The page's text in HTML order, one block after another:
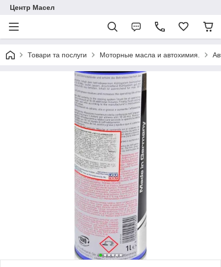
Центр Масел
Товари та послуги Моторные масла и автохимия.